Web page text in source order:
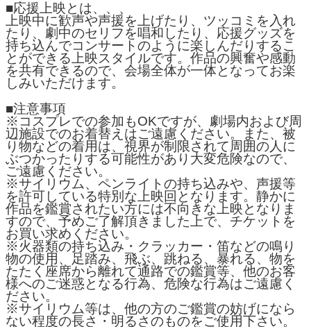
■応援上映とは、、、
上映中に歓声や声援を上げたり、ツッコミを入れ
たり、劇中のセリフを唱和したり、応援グッズを
持ち込んでコンサートのように楽しんだりするこ
とができる上映スタイルです。作品の興奮や感動
を共有できるので、会場全体が一体となってお楽
しみいただけます。
■注意事項
※コスプレでの参加もOKですが、劇場内および周
辺施設でのお着替えはご遠慮ください。また、被
り物などの着用は、視界が制限されて周囲の人に
ぶつかったりする可能性があり大変危険なので、
ご遠慮ください。
※サイリウム、ペンライトの持ち込みや、声援等
を許可している特別な上映回となります。静かに
作品を鑑賞されたい方には不向きな上映となりま
すので、予めご了解頂きました上で、チケットを
お買い求めください。
※火器類の持ち込み・クラッカー・笛などの鳴り
物の使用、足踏み、飛ぶ、跳ねる、暴れる、物を
たたく座席から離れて通路での鑑賞等、他のお客
様へのご迷惑となる行為、危険な行為はご遠慮く
ださい。
※サイリウム等は、他の方のご鑑賞の妨げになら
ない程度の長さ・明るさのものをご使用下さい。